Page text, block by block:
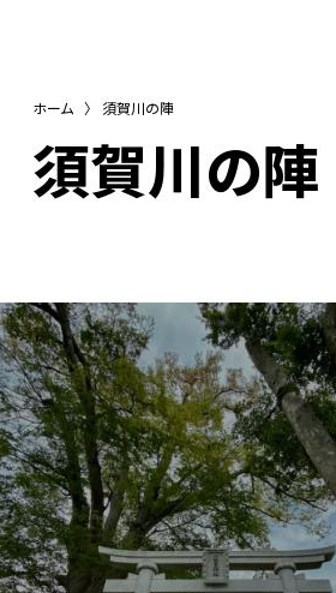
ホーム 〉 須賀川の陣
須賀川の陣